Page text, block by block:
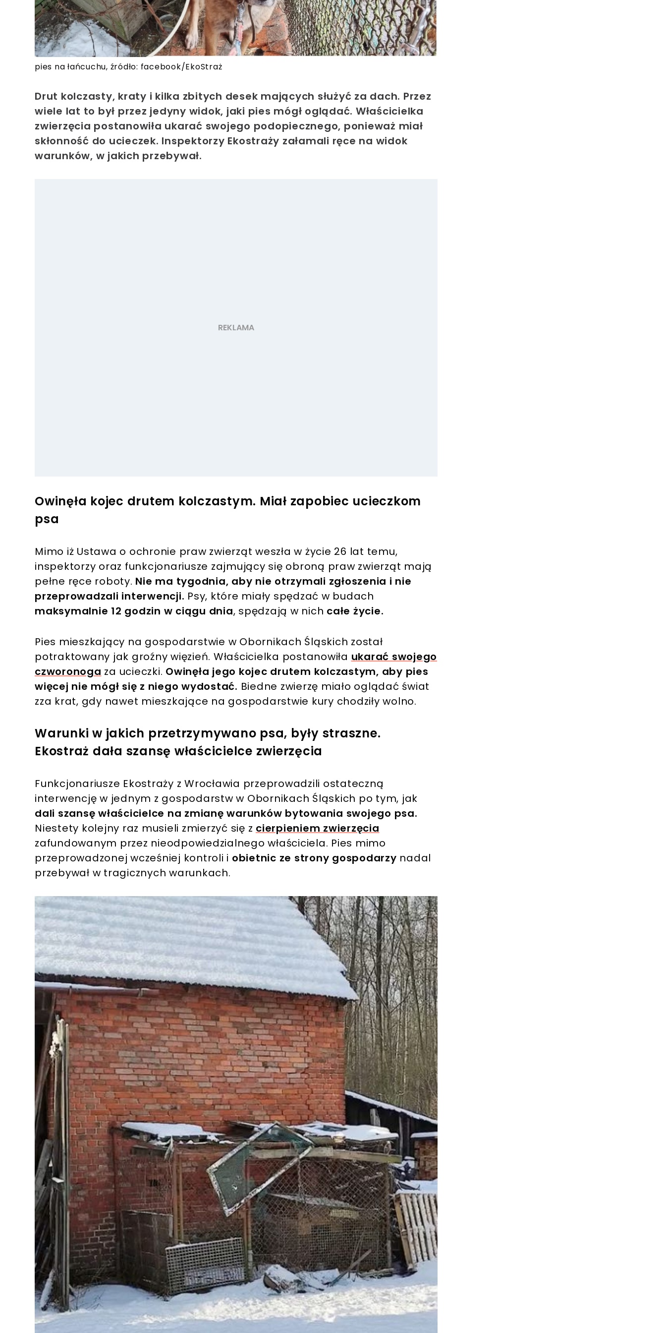
pies na łańcuchu, źródło: facebook/EkoStraż
Drut kolczasty, kraty i kilka zbitych desek mających służyć za dach. Przez
wiele lat to był przez jedyny widok, jaki pies mógł oglądać. Właścicielka
zwierzęcia postanowiła ukarać swojego podopiecznego, ponieważ miał
skłonność do ucieczek. Inspektorzy Ekostraży załamali ręce na widok
warunków, w jakich przebywał.
Owinęła kojec drutem kolczastym. Miał zapobiec ucieczkom
psa
Mimo iż Ustawa o ochronie praw zwierząt weszła w życie 26 lat temu,
inspektorzy oraz funkcjonariusze zajmujący się obroną praw zwierząt mają
pełne ręce roboty. Nie ma tygodnia, aby nie otrzymali zgłoszenia i nie
przeprowadzali interwencji. Psy, które miały spędzać w budach
maksymalnie 12 godzin w ciągu dnia, spędzają w nich całe życie.
Pies mieszkający na gospodarstwie w Obornikach Śląskich został
potraktowany jak groźny więzień. Właścicielka postanowiła ukarać swojego
czworonoga za ucieczki. Owinęła jego kojec drutem kolczastym, aby pies
więcej nie mógł się z niego wydostać. Biedne zwierzę miało oglądać świat
zza krat, gdy nawet mieszkające na gospodarstwie kury chodziły wolno.
Warunki w jakich przetrzymywano psa, były straszne.
Ekostraż dała szansę właścicielce zwierzęcia
Funkcjonariusze Ekostraży z Wrocławia przeprowadzili ostateczną
interwencję w jednym z gospodarstw w Obornikach Śląskich po tym, jak
dali szansę właścicielce na zmianę warunków bytowania swojego psa.
Niestety kolejny raz musieli zmierzyć się z cierpieniem zwierzęcia
zafundowanym przez nieodpowiedzialnego właściciela. Pies mimo
przeprowadzonej wcześniej kontroli i obietnic ze strony gospodarzy nadal
przebywał w tragicznych warunkach.